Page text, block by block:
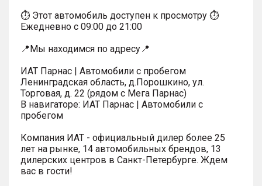
⏱ Этот автомобиль доступен к просмотру ⏱
Ежедневно с 09:00 до 21:00
📍Мы находимся по адресу📍
ИАТ Парнас | Автомобили с пробегом
Ленинградская область, д.Порошкино, ул.
Торговая, д. 22 (рядом с Мега Парнас)
В навигаторе: ИАТ Парнас | Автомобили с
пробегом
Компания ИАТ - официальный дилер более 25
лет на рынке, 14 автомобильных брендов, 13
дилерских центров в Санкт-Петербурге. Ждем
вас в гости!